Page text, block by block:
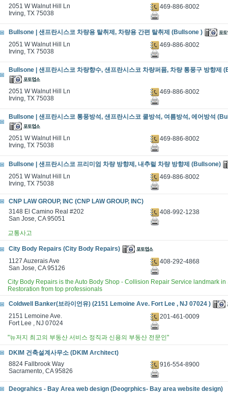
2051 W Walnut Hill Ln
Irving, TX 75038
469-886-8002
Bullsone | 샌프란시스코 차량용 탈취제, 차량용 간편 탈취제 (Bullsone )
2051 W Walnut Hill Ln
Irving, TX 75038
469-886-8002
Bullsone | 샌프란시스코 차량향수, 샌프란시스코 차량퍼퓸, 차량 통풍구 방향제
2051 W Walnut Hill Ln
Irving, TX 75038
469-886-8002
Bullsone | 샌프란시스코 통풍방석, 샌프란시스코 쿨방석, 여름방석, 에어방석
2051 W Walnut Hill Ln
Irving, TX 75038
469-886-8002
Bullsone | 샌프란시스코 프리미엄 차량 방향제, 내추럴 차량 방향제 (Bullsone)
2051 W Walnut Hill Ln
Irving, TX 75038
469-886-8002
CNP LAW GROUP, INC (CNP LAW GROUP, INC)
3148 El Camino Real #202
San Jose, CA 95051
408-992-1238
교통사고
City Body Repairs (City Body Repairs)
1127 Auzerais Ave
San Jose, CA 95126
408-292-4868
City Body Repairs is the Auto Body Shop - Collision Repair Service landmark
Restoration from top professionals
Coldwell Banker(브라이언유) (2151 Lemoine Ave. Fort Lee , NJ 07024 )
2151 Lemoine Ave.
Fort Lee , NJ 07024
201-461-0009
"뉴저지 최고의 부동산 서비스 정직과 신용의 부동산 전문인"
DKIM 건축설계사무소 (DKIM Architect)
8824 Fallbrook Way
Sacramento, CA 95826
916-554-8900
Deograhics - Bay Area web design (Deogrphics- Bay area website design)